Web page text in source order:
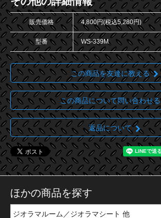
販売価格 4,800円(税込5,280円)
型番 WS-339M
この商品を友達に教える
この商品について問い合わせる
返品について
ほかの商品を探す